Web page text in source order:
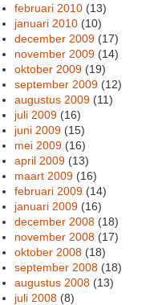
februari 2010 (13)
januari 2010 (10)
december 2009 (17)
november 2009 (14)
oktober 2009 (19)
september 2009 (12)
augustus 2009 (11)
juli 2009 (16)
juni 2009 (15)
mei 2009 (16)
april 2009 (13)
maart 2009 (16)
februari 2009 (14)
januari 2009 (16)
december 2008 (18)
november 2008 (17)
oktober 2008 (18)
september 2008 (18)
augustus 2008 (13)
juli 2008 (8)